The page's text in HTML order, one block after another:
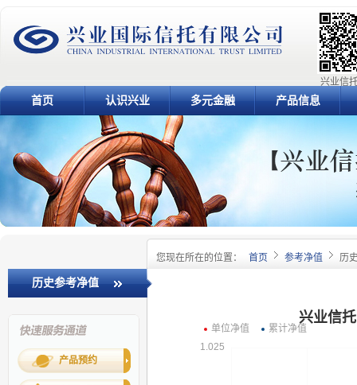
兴业信
首页 认识兴业 多元金融 产品信息
您现在所在的位置： 首页 参考净值 历
历史参考净值
产品预约